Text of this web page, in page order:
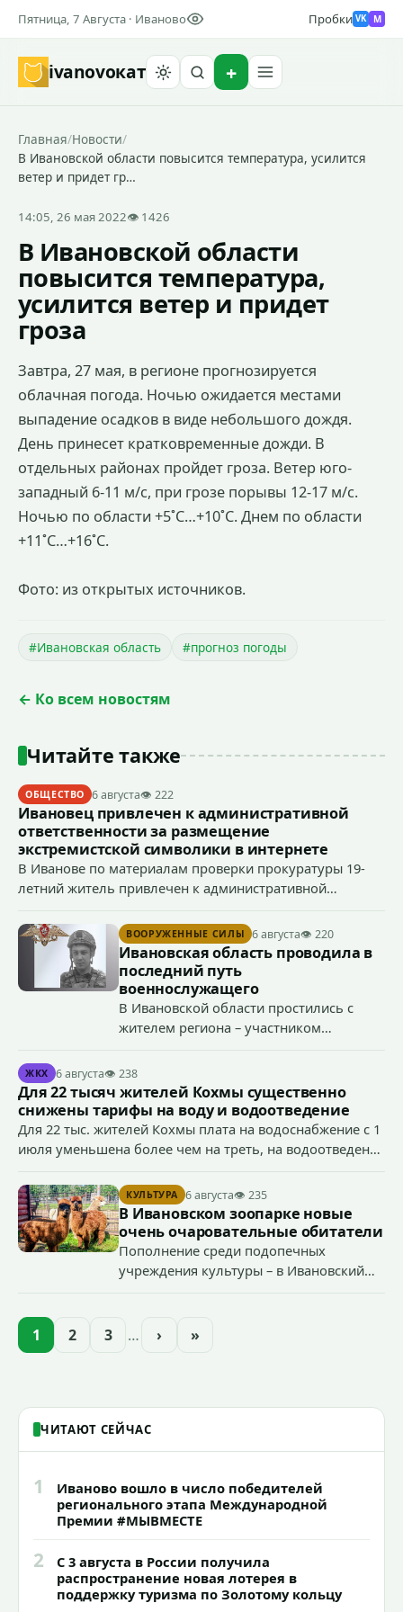
Пятница, 7 Августа · Иваново Пробки VK M
ivanovoкат
Главная/Новости/
В Ивановской области повысится температура, усилится
ветер и придет гр…
14:05, 26 мая 2022👁 1426
В Ивановской области
повысится температура,
усилится ветер и придет
гроза
Завтра, 27 мая, в регионе прогнозируется
облачная погода. Ночью ожидается местами
выпадение осадков в виде небольшого дождя.
День принесет кратковременные дожди. В
отдельных районах пройдет гроза. Ветер юго-
западный 6-11 м/с, при грозе порывы 12-17 м/с.
Ночью по области +5˚С…+10˚С. Днем по области
+11˚С…+16˚С.
Фото: из открытых источников.
#Ивановская область #прогноз погоды
← Ко всем новостям
Читайте также
ОБЩЕСТВО 6 августа👁 222
Ивановец привлечен к административной
ответственности за размещение
экстремистской символики в интернете
В Иванове по материалам проверки прокуратуры 19-
летний житель привлечен к административной
демонстрирование символики экстремистской
организации, если эти действия не содержат признаков
уголовно наказуемого деяния) за размещение
экстремистской символики в сети Интернет.
ВООРУЖЕННЫЕ СИЛЫ 6 августа👁 220
Ивановская область проводила в
последний путь
военнослужащего
В Ивановской области простились с
жителем региона – участником
Антоном Тумановым.
ЖКХ 6 августа👁 238
Для 22 тысяч жителей Кохмы существенно
снижены тарифы на воду и водоотведение
Для 22 тыс. жителей Кохмы плата на водоснабжение с 1
июля уменьшена более чем на треть, на водоотведение
началу работы в городе областного предприятия
«Водоканал.
КУЛЬТУРА 6 августа👁 235
В Ивановском зоопарке новые
очень очаровательные обитатели
Пополнение среди подопечных
учреждения культуры – в Ивановский
областей (самцу - 6 месяцев, самочке —
1 2 3 … › »
ЧИТАЮТ СЕЙЧАС
1
Иваново вошло в число победителей
регионального этапа Международной
Премии #МЫВМЕСТЕ
2
С 3 августа в России получила
распространение новая лотерея в
поддержку туризма по Золотому кольцу